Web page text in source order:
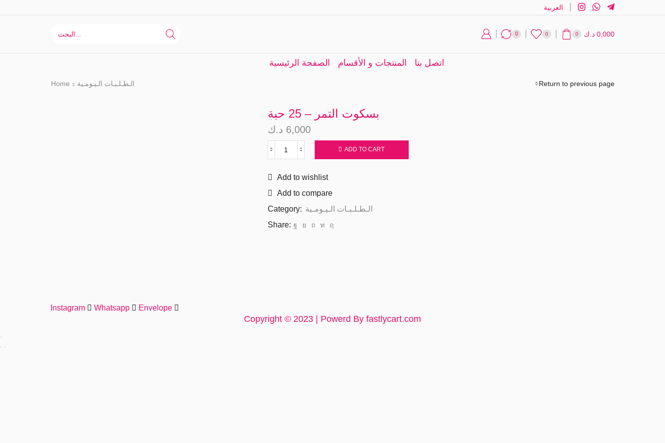
العربية
0 0 0 0,000 د.ك
الصفحة الرئيسية المنتجات و الأقسام اتصل بنا
Home الـطـلـبـات الـيـومـية Return to previous page
بسكوت التمر – 25 حبة
6,000 د.ك
بسكوت
-
حبة
ADD TO CART
Add to wishlist
Add to compare
Category: الـطـلـبـات الـيـومـية
Share:
Instagram Whatsapp Envelope
Copyright © 2023 | Powerd By fastlycart.com